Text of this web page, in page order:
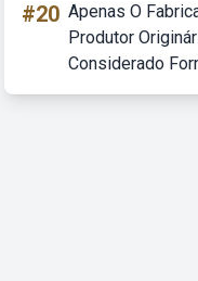
#20 Apenas O
Produtor
Considerado